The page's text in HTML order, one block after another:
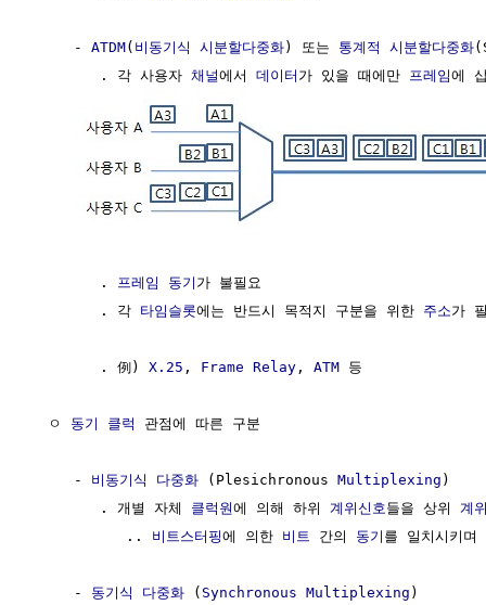
     -
ATDM( 비동기식 시분할다중화) 또는 통계적 시분할다중화
        . 각 사용자
채널에서 데이터 가 있을 때에만 프레임에
        .
프레임 동기 가 불필요
        . 각
타임슬롯에는 반드시 목적지 구분을 위한 주소가
        . 例)
X.25 , Frame Relay , ATM 등
  ㅇ
동기 클럭 관점에 따른 구분
     -
비동기식 다중화 (Plesichronous Multiplexing )
        . 개별 자체
클럭원에 의해 하위 계위신호들을 상위 계
           ..
비트스터핑에 의한 비트 간의 동기 를 일치시키며
     -
동기식 다중화 ( Synchronous Multiplexing )